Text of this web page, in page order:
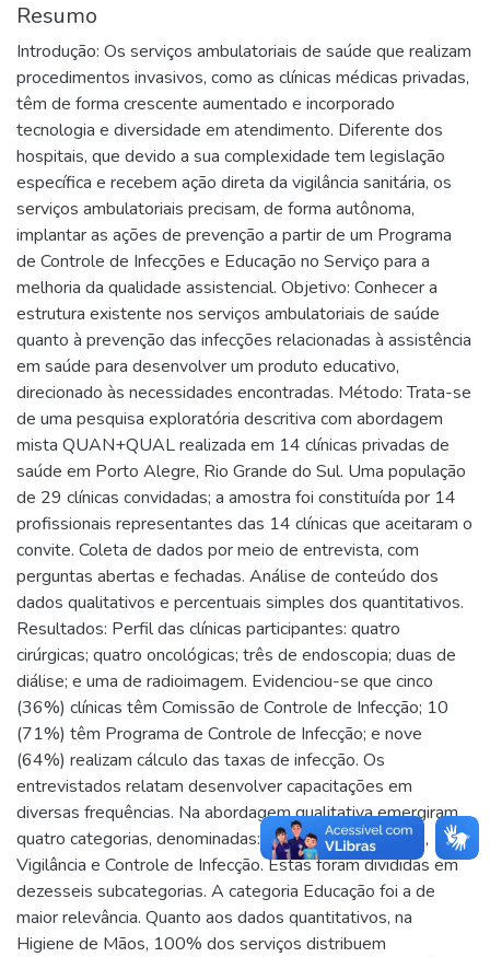
Resumo
Introdução: Os serviços ambulatoriais de saúde que realizam
procedimentos invasivos, como as clínicas médicas privadas,
têm de forma crescente aumentado e incorporado
tecnologia e diversidade em atendimento. Diferente dos
hospitais, que devido a sua complexidade tem legislação
específica e recebem ação direta da vigilância sanitária, os
serviços ambulatoriais precisam, de forma autônoma,
implantar as ações de prevenção a partir de um Programa
de Controle de Infecções e Educação no Serviço para a
melhoria da qualidade assistencial. Objetivo: Conhecer a
estrutura existente nos serviços ambulatoriais de saúde
quanto à prevenção das infecções relacionadas à assistência
em saúde para desenvolver um produto educativo,
direcionado às necessidades encontradas. Método: Trata-se
de uma pesquisa exploratória descritiva com abordagem
mista QUAN+QUAL realizada em 14 clínicas privadas de
saúde em Porto Alegre, Rio Grande do Sul. Uma população
de 29 clínicas convidadas; a amostra foi constituída por 14
profissionais representantes das 14 clínicas que aceitaram o
convite. Coleta de dados por meio de entrevista, com
perguntas abertas e fechadas. Análise de conteúdo dos
dados qualitativos e percentuais simples dos quantitativos.
Resultados: Perfil das clínicas participantes: quatro
cirúrgicas; quatro oncológicas; três de endoscopia; duas de
diálise; e uma de radioimagem. Evidenciou-se que cinco
(36%) clínicas têm Comissão de Controle de Infecção; 10
(71%) têm Programa de Controle de Infecção; e nove
(64%) realizam cálculo das taxas de infecção. Os
entrevistados relatam desenvolver capacitações em
diversas frequências. Na abordagem qualitativa emergiram
quatro categorias, denominadas: Educação, Prevenção,
Vigilância e Controle de Infecção. Estas foram divididas em
dezesseis subcategorias. A categoria Educação foi a de
maior relevância. Quanto aos dados quantitativos, na
Higiene de Mãos, 100% dos serviços distribuem